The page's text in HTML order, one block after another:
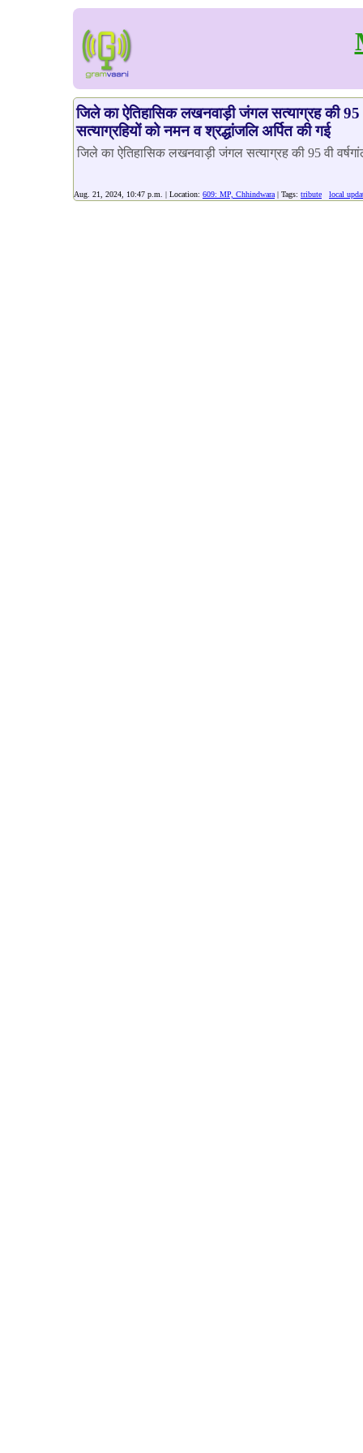
जिले का ऐतिहासिक लखनवाड़ी जंगल सत्याग्रह की 95
सत्याग्रहियों को नमन व श्रद्धांजलि अर्पित की गई
जिले का ऐतिहासिक लखनवाड़ी जंगल सत्याग्रह की 95 वी
Aug. 21, 2024, 10:47 p.m. | Location: 609: MP, Chhindwara | Tags: tribute local